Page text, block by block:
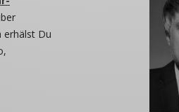
erhälst Du